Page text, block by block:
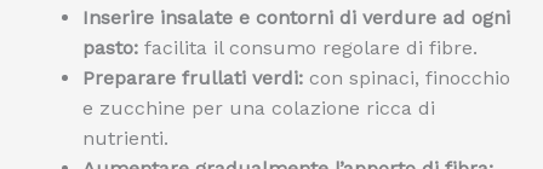
Inserire insalate e contorni di verdure ad ogni
pasto: facilita il consumo regolare di fibre.
Preparare frullati verdi: con spinaci, finocchio
e zucchine per una colazione ricca di
nutrienti.